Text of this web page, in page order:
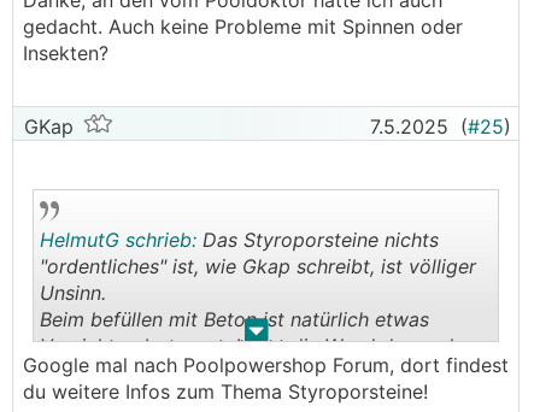
gedacht. Auch keine Probleme mit Spinnen oder
Insekten?
GKap 7.5.2025 (#25)
. .
HelmutG schrieb: Das Styroporsteine nichts
"ordentliches" ist, wie Gkap schreibt, ist völliger
Unsinn.
Beim befüllen mit Beton ist natürlich etwas
Vorsicht geboten, stabil ist die Wand dennoch.
Google mal nach Poolpowershop Forum, dort findest
du weitere Infos zum Thema Styroporsteine!